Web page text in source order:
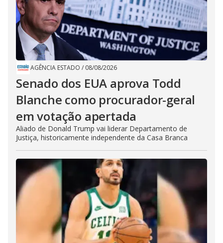
AGÊNCIA ESTADO / 08/08/2026
Senado dos EUA aprova Todd
Blanche como procurador-geral
em votação apertada
Aliado de Donald Trump vai liderar Departamento de
Justiça, historicamente independente da Casa Branca